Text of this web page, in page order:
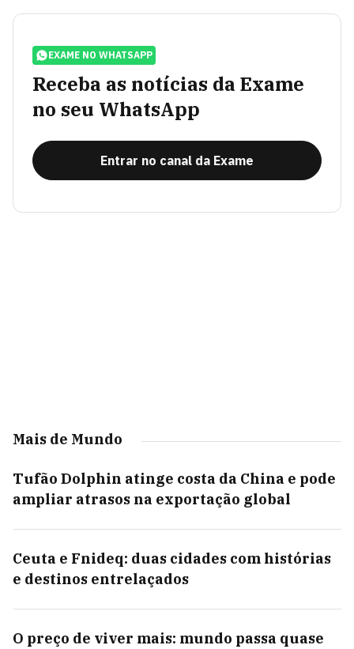
EXAME NO WHATSAPP
Receba as notícias da Exame
no seu WhatsApp
Entrar no canal da Exame
Mais de Mundo
Tufão Dolphin atinge costa da China e pode
ampliar atrasos na exportação global
Ceuta e Fnideq: duas cidades com histórias
e destinos entrelaçados
O preço de viver mais: mundo passa quase